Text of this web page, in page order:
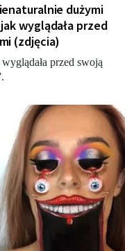
dużymi
wyglądała przed
(zdjęcia)
przed swoją